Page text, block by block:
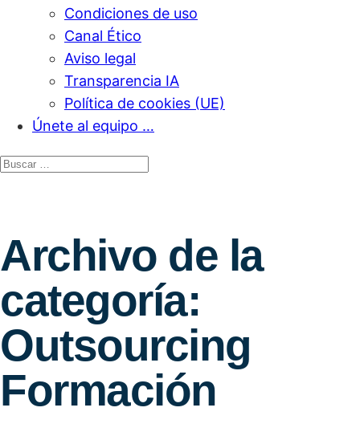
Condiciones de uso
Canal Ético
Aviso legal
Transparencia IA
Política de cookies (UE)
Únete al equipo …
Archivo de la
categoría:
Outsourcing
Formación